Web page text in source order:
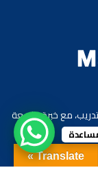
مع خبرة واسعة
Translate »